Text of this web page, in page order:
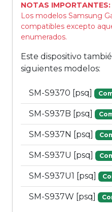
NOTAS IMPORTANTES:
Los modelos Samsung
compatibles excepto
enumerados.
Este dispositivo
siguientes modelos:
SM-S9370 [psq]
SM-S937B [psq]
SM-S937N [psq]
SM-S937U [psq]
SM-S937U1 [psq]
SM-S937W [psq]